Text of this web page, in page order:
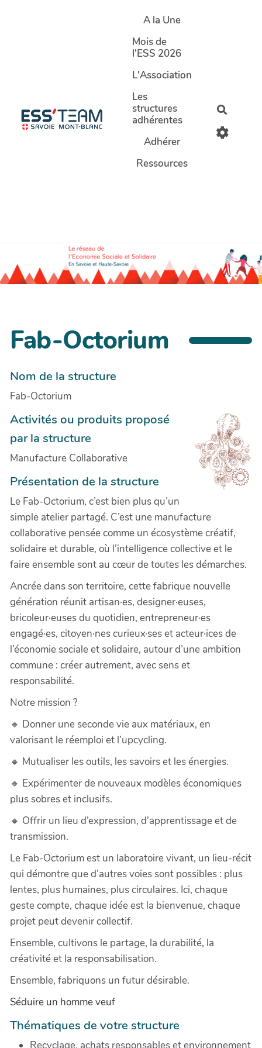
A la Une
Mois de
l'ESS 2026
L'Association
Les
structures
adhérentes
Adhérer
Ressources
Fab-Octorium
Nom de la structure
Fab-Octorium
Activités ou produits proposé
par la structure
Manufacture Collaborative
Présentation de la structure
Le Fab-Octorium, c’est bien plus qu’un
simple atelier partagé. C’est une manufacture
collaborative pensée comme un écosystème créatif,
solidaire et durable, où l’intelligence collective et le
faire ensemble sont au cœur de toutes les démarches.
Ancrée dans son territoire, cette fabrique nouvelle
génération réunit artisan·es, designer·euses,
bricoleur·euses du quotidien, entrepreneur·es
engagé·es, citoyen·nes curieux·ses et acteur·ices de
l’économie sociale et solidaire, autour d’une ambition
commune : créer autrement, avec sens et
responsabilité.
Notre mission ?
🔸 Donner une seconde vie aux matériaux, en
valorisant le réemploi et l’upcycling.
🔸 Mutualiser les outils, les savoirs et les énergies.
🔸 Expérimenter de nouveaux modèles économiques
plus sobres et inclusifs.
🔸 Offrir un lieu d’expression, d’apprentissage et de
transmission.
Le Fab-Octorium est un laboratoire vivant, un lieu-récit
qui démontre que d’autres voies sont possibles : plus
lentes, plus humaines, plus circulaires. Ici, chaque
geste compte, chaque idée est la bienvenue, chaque
projet peut devenir collectif.
Ensemble, cultivons le partage, la durabilité, la
créativité et la responsabilisation.
Ensemble, fabriquons un futur désirable.
Séduire un homme veuf
Thématiques de votre structure
Recyclage, achats responsables et environnement